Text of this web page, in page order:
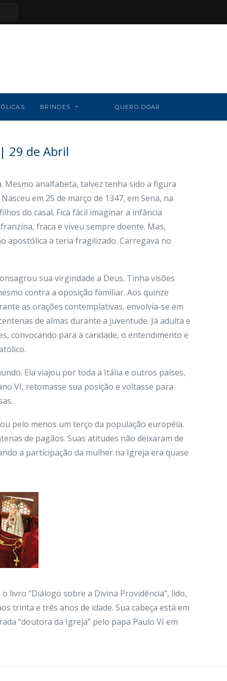
BRINDES QUERO DOAR
29 de Abril
Mesmo analfabeta, talvez tenha sido a figura
em 25 de março de 1347, em Sena, na
do casal. Fica fácil imaginar a infância
fraca e viveu sempre doente. Mas,
apostólica a teria fragilizado. Carregava no
sua virgindade a Deus. Tinha visões
contra a oposição familiar. Aos quinze
as orações contemplativas, envolvia-se em
de almas durante a juventude. Já adulta e
convocando para a caridade, o entendimento e
Ela viajou por toda a Itália e outros países,
VI, retomasse sua posição e voltasse para
pelo menos um terço da população européia.
de pagãos. Suas atitudes não deixaram de
a participação da mulher na Igreja era quase
livro “Diálogo sobre a Divina Providência”, lido,
trinta e três anos de idade. Sua cabeça está em
“doutora da Igreja” pelo papa Paulo VI em